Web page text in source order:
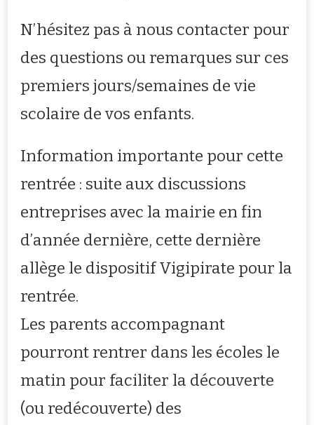
N’hésitez pas à nous contacter pour
des questions ou remarques sur ces
premiers jours/semaines de vie
scolaire de vos enfants.
Information importante pour cette
rentrée : suite aux discussions
entreprises avec la mairie en fin
d’année dernière, cette dernière
allège le dispositif Vigipirate pour la
rentrée.
Les parents accompagnant
pourront rentrer dans les écoles le
matin pour faciliter la découverte
(ou redécouverte) des